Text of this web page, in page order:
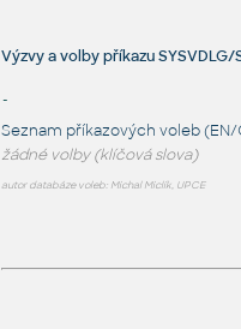
Výzvy a volby příkazu
-
Seznam příkazových voleb (EN/
žádné volby (klíčová slova)
autor databáze voleb: Michal Miclík, UPCE